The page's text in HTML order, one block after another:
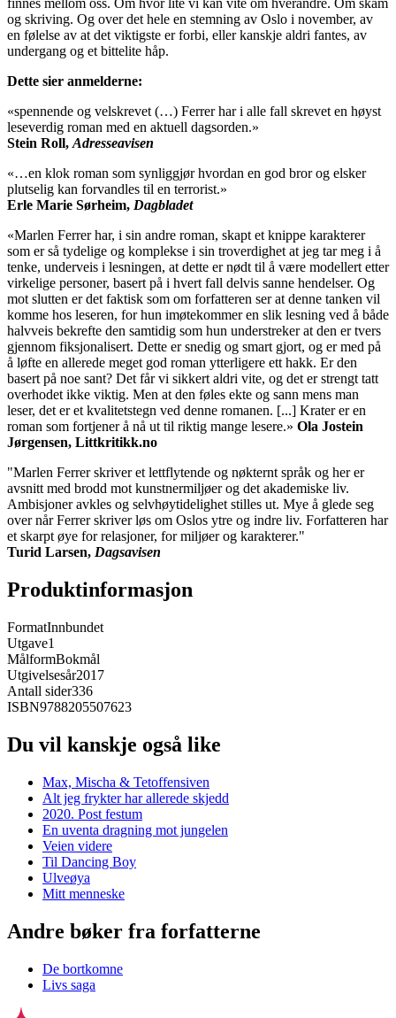
finnes mellom oss. Om hvor lite vi kan vite om hverandre. Om skam
og skriving. Og over det hele en stemning av Oslo i november, av
en følelse av at det viktigste er forbi, eller kanskje aldri fantes, av
undergang og et bittelite håp.
Dette sier anmelderne:
«spennende og velskrevet (…) Ferrer har i alle fall skrevet en høyst
leseverdig roman med en aktuell dagsorden.»
Stein Roll, Adresseavisen
«…en klok roman som synliggjør hvordan en god bror og elsker
plutselig kan forvandles til en terrorist.»
Erle Marie Sørheim, Dagbladet
«Marlen Ferrer har, i sin andre roman, skapt et knippe karakterer
som er så tydelige og komplekse i sin troverdighet at jeg tar meg i å
tenke, underveis i lesningen, at dette er nødt til å være modellert etter
virkelige personer, basert på i hvert fall delvis sanne hendelser. Og
mot slutten er det faktisk som om forfatteren ser at denne tanken vil
komme hos leseren, for hun imøtekommer en slik lesning ved å både
halvveis bekrefte den samtidig som hun understreker at den er tvers
gjennom fiksjonalisert. Dette er snedig og smart gjort, og er med på
å løfte en allerede meget god roman ytterligere ett hakk. Er den
basert på noe sant? Det får vi sikkert aldri vite, og det er strengt tatt
overhodet ikke viktig. Men at den føles ekte og sann mens man
leser, det er et kvalitetstegn ved denne romanen. [...] Krater er en
roman som fortjener å nå ut til riktig mange lesere.» Ola Jostein
Jørgensen, Littkritikk.no
"Marlen Ferrer skriver et lettflytende og nøkternt språk og her er
avsnitt med brodd mot kunstnermiljøer og det akademiske liv.
Ambisjoner avkles og selvhøytidelighet stilles ut. Mye å glede seg
over når Ferrer skriver løs om Oslos ytre og indre liv. Forfatteren har
et skarpt øye for relasjoner, for miljøer og karakterer."
Turid Larsen, Dagsavisen
Produktinformasjon
FormatInnbundet
Utgave1
MålformBokmål
Utgivelsesår2017
Antall sider336
ISBN9788205507623
Du vil kanskje også like
Max, Mischa & Tetoffensiven
Alt jeg frykter har allerede skjedd
2020. Post festum
En uventa dragning mot jungelen
Veien videre
Til Dancing Boy
Ulveøya
Mitt menneske
Andre bøker fra forfatterne
De bortkomne
Livs saga